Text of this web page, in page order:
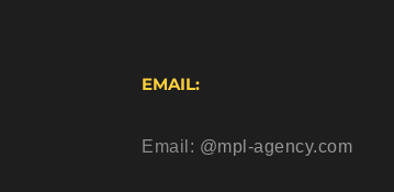
EMAIL:
Email: @mpl-agency.com